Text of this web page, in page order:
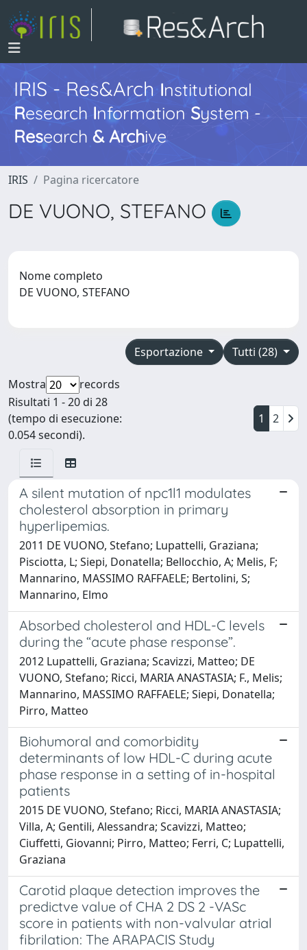
IRIS - Res&ArchInstitutional
Research InformationSystem -
Research & Archive
IRIS Pagina ricercatore
DE VUONO, STEFANO
Nome completo
DE VUONO, STEFANO
Tutti (28)
Esportazione
Mostra
records
Risultati 1 - 20 di 28
(tempo di esecuzione:
0.054 secondi).
1 2
A silent mutation of npc1l1 modulates
cholesterol absorption in primary
hyperlipemias.
2011 DE VUONO, Stefano; Lupattelli, Graziana;
Pisciotta, L; Siepi, Donatella; Bellocchio, A; Melis, F;
Mannarino, MASSIMO RAFFAELE; Bertolini, S;
Mannarino, Elmo
Absorbed cholesterol and HDL-C levels
during the “acute phase response”.
2012 Lupattelli, Graziana; Scavizzi, Matteo; DE
VUONO, Stefano; Ricci, MARIA ANASTASIA; F., Melis;
Mannarino, MASSIMO RAFFAELE; Siepi, Donatella;
Pirro, Matteo
Biohumoral and comorbidity
determinants of low HDL-C during acute
phase response in a setting of in-hospital
patients
2015 DE VUONO, Stefano; Ricci, MARIA ANASTASIA;
Villa, A; Gentili, Alessandra; Scavizzi, Matteo;
Ciuffetti, Giovanni; Pirro, Matteo; Ferri, C; Lupattelli,
Graziana
Carotid plaque detection improves the
predictve value of CHA 2 DS 2 -VASc
score in patients with non-valvular atrial
fibrilation: The ARAPACIS Study